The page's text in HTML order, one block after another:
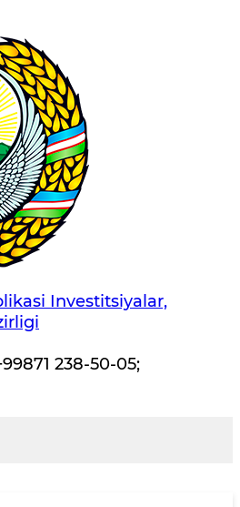
Investitsiyalar,
238-50-05;